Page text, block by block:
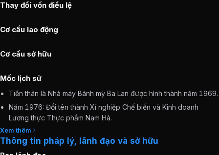
Thay đổi vốn điều lệ
Cơ cấu lao động
Cơ cấu sở hữu
Mốc lịch sử
Tiền thân là Nhà máy Bánh mỳ Ba Lan được hình thành năm 1969.
Năm 1976: Đổi tên thành Xí nghiệp Chế biến và Kinh doanh
Lương thực Thực phẩm Nam Hà.
Năm 1993: Đổi tên thành Công ty Chế biến và Kinh doanh Lương
thực Thực phẩm Nam Hà.
Xem thêm
Thông tin pháp lý, lãnh đạo và sở hữu